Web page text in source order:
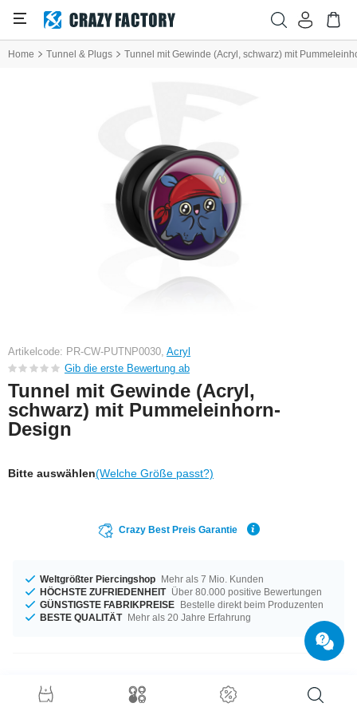
Home Tunnel & Plugs Tunnel mit Gewinde (Acryl, schwarz) mit
Artikelcode: PR-CW-PUTNP0030, Acryl
Gib die erste Bewertung ab
Tunnel mit Gewinde (Acryl,
schwarz) mit Pummeleinhorn-
Design
Bitte auswählen(Welche Größe passt?)
Crazy Best Preis Garantie
Weltgrößter Piercingshop Mehr als 7 Mio. Kunden
HÖCHSTE ZUFRIEDENHEIT Über 80.000 positive Bewertungen
GÜNSTIGSTE FABRIKPREISE Bestelle direkt beim Produzenten
BESTE QUALITÄT Mehr als 20 Jahre Erfahrung
Produktdetails